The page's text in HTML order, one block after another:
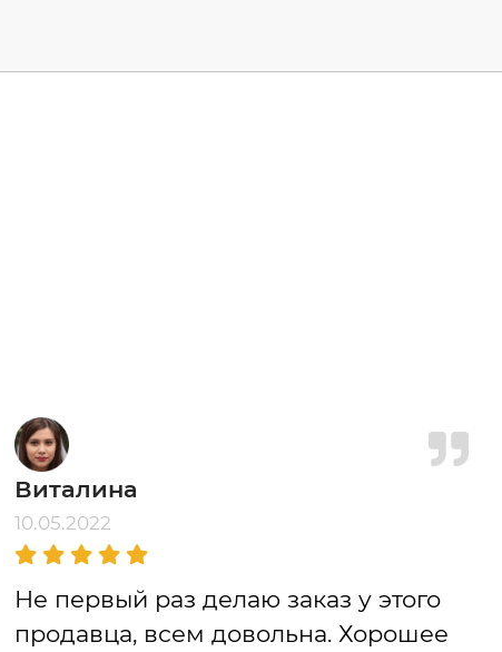
Виталина
10.05.2022
Не первый раз делаю заказ у этого
продавца, всем довольна. Хорошее